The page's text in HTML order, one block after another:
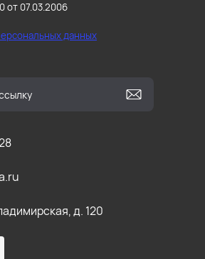
от 07.03.2006
данных
д. 120